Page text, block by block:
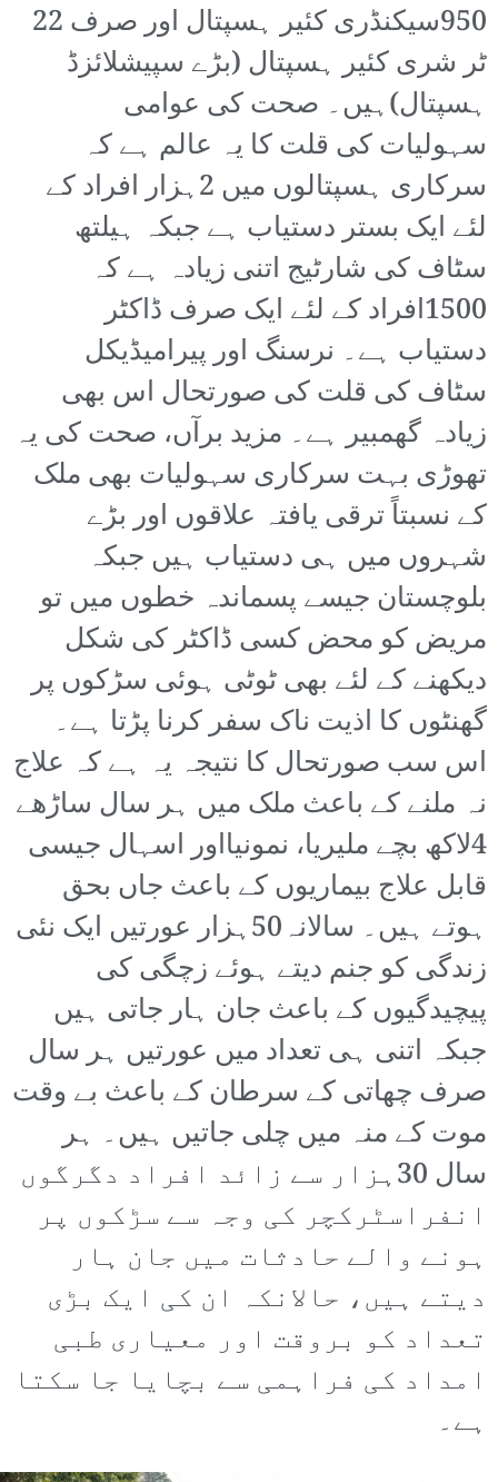
950سیکنڈری کئیر ہسپتال اور صرف 22
ٹر شری کئیر ہسپتال (بڑے سپیشلائزڈ
ہسپتال)ہیں۔ صحت کی عوامی
سہولیات کی قلت کا یہ عالم ہے کہ
سرکاری ہسپتالوں میں 2ہزار افراد کے
لئے ایک بستر دستیاب ہے جبکہ ہیلتھ
سٹاف کی شارٹیج اتنی زیادہ ہے کہ
1500افراد کے لئے ایک صرف ڈاکٹر
دستیاب ہے۔ نرسنگ اور پیرامیڈیکل
سٹاف کی قلت کی صورتحال اس بھی
زیادہ گھمبیر ہے۔ مزید برآں، صحت کی یہ
تھوڑی بہت سرکاری سہولیات بھی ملک
کے نسبتاً ترقی یافتہ علاقوں اور بڑے
شہروں میں ہی دستیاب ہیں جبکہ
بلوچستان جیسے پسماندہ خطوں میں تو
مریض کو محض کسی ڈاکٹر کی شکل
دیکھنے کے لئے بھی ٹوٹی ہوئی سڑکوں پر
گھنٹوں کا اذیت ناک سفر کرنا پڑتا ہے۔
اس سب صورتحال کا نتیجہ یہ ہے کہ علاج
نہ ملنے کے باعث ملک میں ہر سال ساڑھے
4لاکھ بچے ملیریا، نمونیااور اسہال جیسی
قابل علاج بیماریوں کے باعث جاں بحق
ہوتے ہیں۔ سالانہ50ہزار عورتیں ایک نئی
زندگی کو جنم دیتے ہوئے زچگی کی
پیچیدگیوں کے باعث جان ہار جاتی ہیں
جبکہ اتنی ہی تعداد میں عورتیں ہر سال
صرف چھاتی کے سرطان کے باعث بے وقت
موت کے منہ میں چلی جاتیں ہیں۔ ہر
سال 30ہزار سے زائد افراد دگرگوں
انفراسٹرکچر کی وجہ سے سڑکوں پر
ہونے والے حادثات میں جان ہار
دیتے ہیں، حالانکہ ان کی ایک بڑی
تعداد کو بروقت اور معیاری طبی
امداد کی فراہمی سے بچایا جا سکتا
ہے۔